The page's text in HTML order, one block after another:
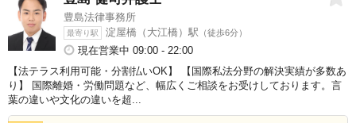
豊島法律事務所
最寄り駅 淀屋橋（大江橋）駅 （徒歩6分）
現在営業中 09:00 - 22:00
【法テラス利用可能・分割払いOK】 【国際私法分野の解決実績が多数あ
り】 国際離婚・労働問題など、幅広くご相談をお受けしております。言
葉の違いや文化の違いを超...